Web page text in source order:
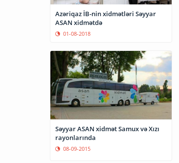
Azəriqaz İB-nin xidmətləri Səyyar
ASAN xidmətdə
01-08-2018
Səyyar ASAN xidmət Samux və Xızı
rayonlarında
08-09-2015